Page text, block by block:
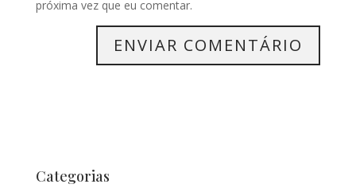
próxima vez que eu comentar.
Categorias